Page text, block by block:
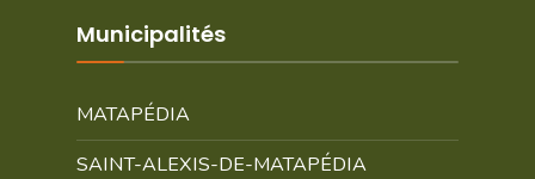
Municipalités
MATAPÉDIA
SAINT-ALEXIS-DE-MATAPÉDIA